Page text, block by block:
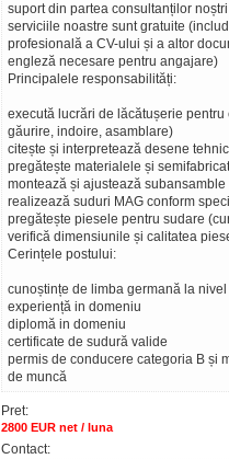
suport din partea consultanților noștri
serviciile noastre sunt gratuite
profesională a CV-ului și a altor
engleză necesare pentru angajare)
Principalele responsabilități:
execută lucrări de lăcătușerie
găurire, indoire, asamblare)
citește și interpretează desene
pregătește materialele și
montează și ajustează subansamble
realizează suduri MAG conform
pregătește piesele pentru sudare
verifică dimensiunile și calitatea
Cerințele postului:
cunoștințe de limba germană la
experiență in domeniu
diplomă in domeniu
certificate de sudură valide
permis de conducere categoria B și
de muncă
Pret:
2800 EUR net / luna
Contact: